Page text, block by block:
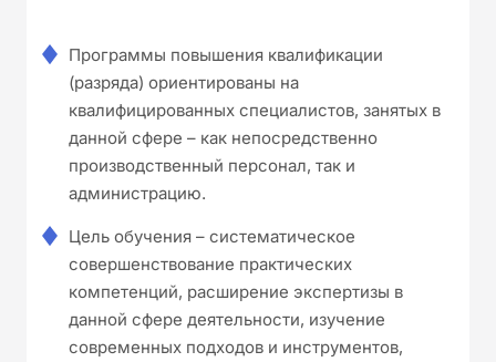
Программы повышения квалификации
(разряда) ориентированы на
квалифицированных специалистов, занятых в
данной сфере – как непосредственно
производственный персонал, так и
администрацию.
Цель обучения – систематическое
совершенствование практических
компетенций, расширение экспертизы в
данной сфере деятельности, изучение
современных подходов и инструментов,